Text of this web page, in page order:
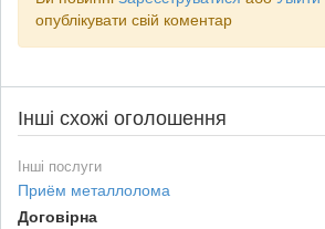
опублікувати свій коментар
Інші схожі оголошення
Інші послуги
Приём металлолома
Договірна